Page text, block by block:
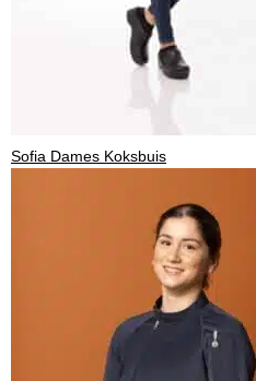
Sofia Dames Koksbuis